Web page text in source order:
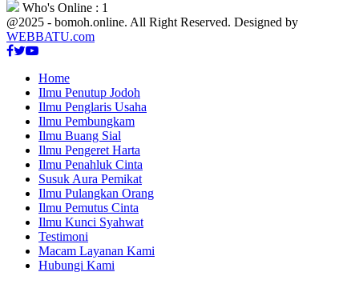
Who's Online : 1
@2025 - bomoh.online. All Right Reserved. Designed by
WEBBATU.com
Facebook
Twitter
Youtube
Home
Ilmu Penutup Jodoh
Ilmu Penglaris Usaha
Ilmu Pembungkam
Ilmu Buang Sial
Ilmu Pengeret Harta
Ilmu Penahluk Cinta
Susuk Aura Pemikat
Ilmu Pulangkan Orang
Ilmu Pemutus Cinta
Ilmu Kunci Syahwat
Testimoni
Macam Layanan Kami
Hubungi Kami